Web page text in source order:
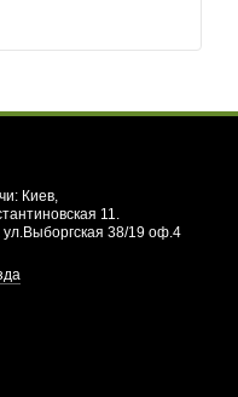
Киев,
11.
38/19 оф.4